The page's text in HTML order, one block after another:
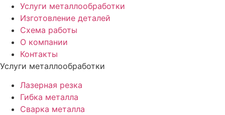
Услуги металлообработки
Изготовление деталей
Схема работы
О компании
Контакты
Услуги металлообработки
Лазерная резка
Гибка металла
Сварка металла